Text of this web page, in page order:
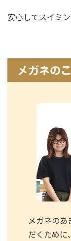
安心してスイミ
メガネの
メガネのあ
だくために